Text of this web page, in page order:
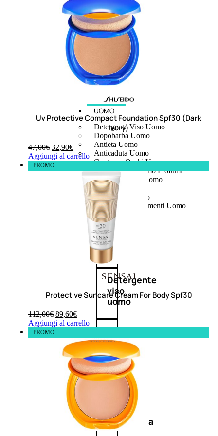
UOMO
Detergente Viso Uomo
Dopobarba Uomo
Antieta Uomo
Anticaduta Uomo
Contorno Occhi Uomo
Bagnodoccia Uomo Profumi
Docciaschiuma Uomo
Corpo Uomo
Deodoranti Uomo
Confezioni Trattamenti Uomo
Antietà
uomo
Detergente
viso
uomo
Docciaschiuma
uomo
Shampoo
uomo
Dopobarba
Uv Protective Compact Foundation Spf30 (Dark
Ivory)
47,00€ 32,90€
Aggiungi al carrello
PROMO
Protective Suncare Cream For Body Spf30
112,00€ 89,60€
Aggiungi al carrello
PROMO